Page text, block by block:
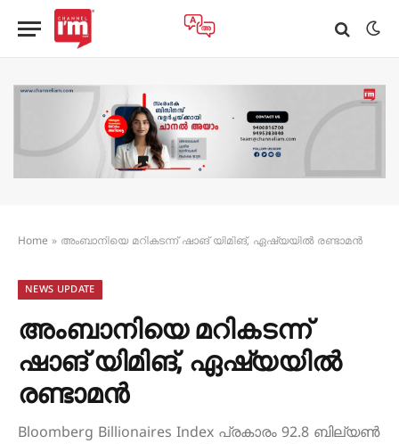
Home » അംബാനിയെ മറികടന്ന് ഷാങ് യിമിങ്, ഏഷ്യയിൽ രണ്ടാമൻ
NEWS UPDATE
അംബാനിയെ മറികടന്ന്
ഷാങ് യിമിങ്, ഏഷ്യയിൽ
രണ്ടാമൻ
Bloomberg Billionaires Index പ്രകാരം 92.8 ബില്യൺ